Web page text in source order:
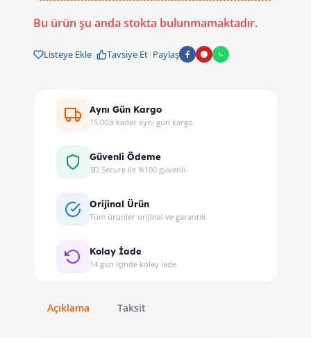
Bu ürün şu anda stokta bulunmamaktadır.
Listeye Ekle| Tavsiye Et| Paylaş
Aynı Gün Kargo
15:00'a kadar aynı gün kargo.
Güvenli Ödeme
3D Secure ile %100 güvenli.
Orijinal Ürün
Tüm ürünler orijinal ve garantili.
Kolay İade
14 gün içinde kolay iade.
Açıklama Taksit